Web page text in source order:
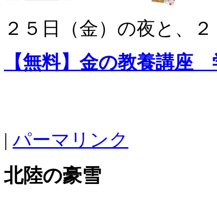
２５日（金）の夜と、
【無料】金の教養講座
| パーマリンク
北陸の豪雪